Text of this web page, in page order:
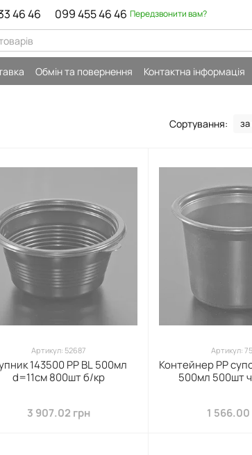
46 46 099 455 46 46 Передзвонити вам?
Обмін та повернення Контактна інформація
Сортування:
Артикул: 52687
143500 РР BL 500мл
d=11см 800шт б/кр
3 907.02 грн
Артикул:
Контейнер PP
500мл 500шт
1 566.00